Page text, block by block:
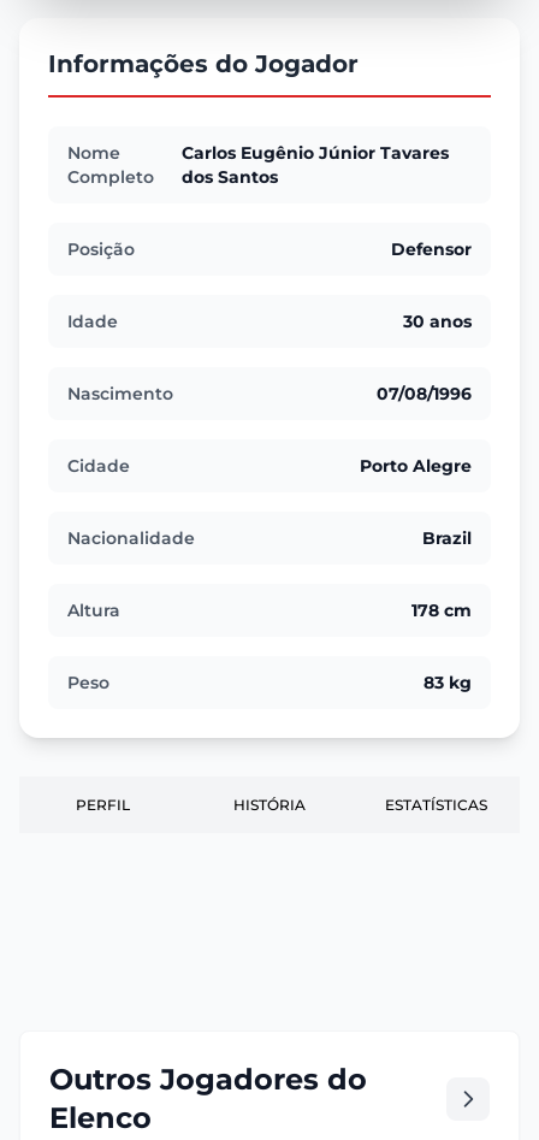
Informações do Jogador
Nome
Completo
Carlos Eugênio Júnior Tavares
dos Santos
Posição Defensor
Idade 30 anos
Nascimento 07/08/1996
Cidade Porto Alegre
Nacionalidade Brazil
Altura 178 cm
Peso 83 kg
PERFIL HISTÓRIA ESTATÍSTICAS
Outros Jogadores do
Elenco